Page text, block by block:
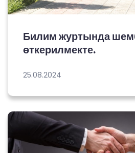
Билим журтында
өткерилмекте.
25.08.2024